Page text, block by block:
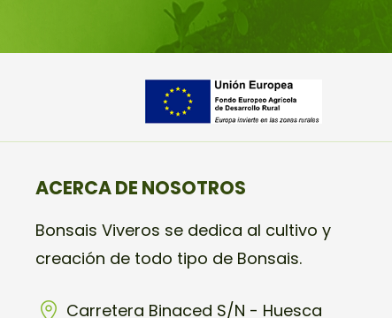
ACERCA DE NOSOTROS
Bonsais Viveros se dedica al cultivo y
creación de todo tipo de Bonsais.
Carretera Binaced S/N - Huesca